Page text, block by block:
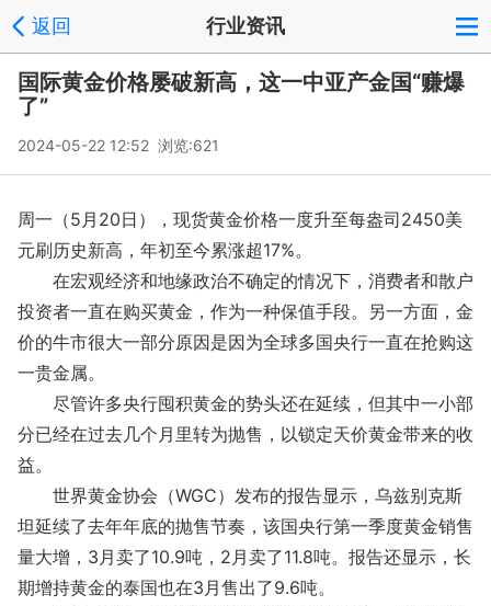
返回 行业资讯
国际黄金价格屡破新高，这一中亚产金国“赚爆
了”
2024-05-22 12:52 浏览:621
周一（5月20日），现货黄金价格一度升至每盎司2450美
元刷历史新高，年初至今累涨超17%。
在宏观经济和地缘政治不确定的情况下，消费者和散户
投资者一直在购买黄金，作为一种保值手段。另一方面，金
价的牛市很大一部分原因是因为全球多国央行一直在抢购这
一贵金属。
尽管许多央行囤积黄金的势头还在延续，但其中一小部
分已经在过去几个月里转为抛售，以锁定天价黄金带来的收
益。
世界黄金协会（WGC）发布的报告显示，乌兹别克斯
坦延续了去年年底的抛售节奏，该国央行第一季度黄金销售
量大增，3月卖了10.9吨，2月卖了11.8吨。报告还显示，长
期增持黄金的泰国也在3月售出了9.6吨。